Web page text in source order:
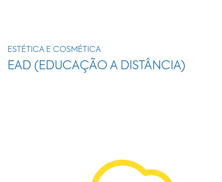
ESTÉTICA E COSMÉTICA
EAD (EDUCAÇÃO A DISTÂNCIA)